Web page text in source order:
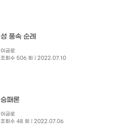
성 풍속 순례
이금로
조회수 506 회
| 2022.07.10
승패론
이금로
조회수 48 회
| 2022.07.06